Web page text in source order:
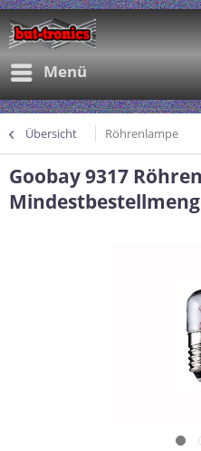
Menü
Übersicht Röhrenlampe
Goobay 9317